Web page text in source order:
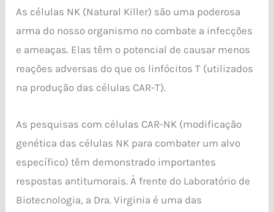
As células NK (Natural Killer) são uma poderosa
arma do nosso organismo no combate a infecções
e ameaças. Elas têm o potencial de causar menos
reações adversas do que os linfócitos T (utilizados
na produção das células CAR-T).
As pesquisas com células CAR-NK (modificação
genética das células NK para combater um alvo
específico) têm demonstrado importantes
respostas antitumorais. À frente do Laboratório de
Biotecnologia, a Dra. Virginia é uma das